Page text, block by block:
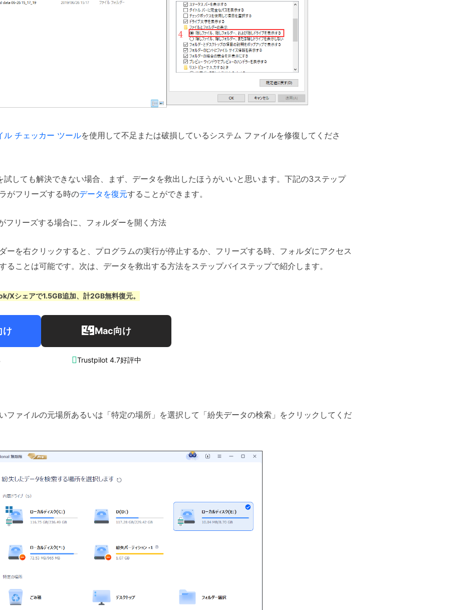
ル チェッカー ツールを使用して不足または破損しているシステム ファイルを修復してくださ
しても解決できない場合、まず、データを救出したほうがいいと思います。下記の3ステップ
がフリーズする時のデータを復元することができます。
フリーズする場合に、フォルダーを開く方法
ーを右クリックすると、プログラムの実行が停止するか、フリーズする時、フォルダにアクセス
ることは可能です。次は、データを救出する方法をステップバイステップで紹介します。
Xシェアで1.5GB追加、計2GB無料復元。
け Mac向け
Trustpilot 4.7好評中
ファイルの元場所あるいは「特定の場所」を選択して「紛失データの検索」をクリックしてくだ